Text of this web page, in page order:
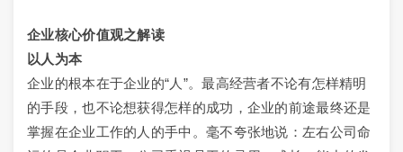
企业核心价值观之解读
以人为本
企业的根本在于企业的“人”。最高经营者不论有怎样精明
的手段，也不论想获得怎样的成功，企业的前途最终还是
掌握在企业工作的人的手中。毫不夸张地说：左右公司命